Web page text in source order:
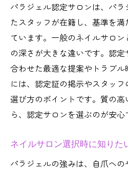
ポイント
東京都のネイルサロ
ル活用法
パラジェル認定サロ
指先作り
パラジェルネイルサ
と体験談
を東京都で
パラジェル認定サロンが
パラジェル認定サロンは、パ
たスタッフが在籍し、基準を
ています。一般のネイルサロ
の深さが大きな違いです。認
合わせた最適な提案やトラブ
には、認定証の掲示やスタッ
選び方のポイントです。質の
ら、認定サロンを選ぶのが安心
ネイルサロン選択時に知りた
パラジェルの強みは、自爪へ